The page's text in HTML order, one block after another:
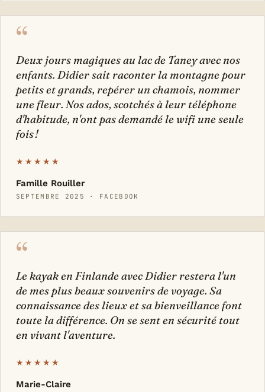
“
Deux jours magiques au lac de Taney avec nos
enfants. Didier sait raconter la montagne pour
petits et grands, repérer un chamois, nommer
une fleur. Nos ados, scotchés à leur téléphone
d'habitude, n'ont pas demandé le wifi une seule
fois !
★★★★★
Famille Rouiller
SEPTEMBRE 2025 · FACEBOOK
“
Le kayak en Finlande avec Didier restera l'un
de mes plus beaux souvenirs de voyage. Sa
connaissance des lieux et sa bienveillance font
toute la différence. On se sent en sécurité tout
en vivant l'aventure.
★★★★★
Marie-Claire